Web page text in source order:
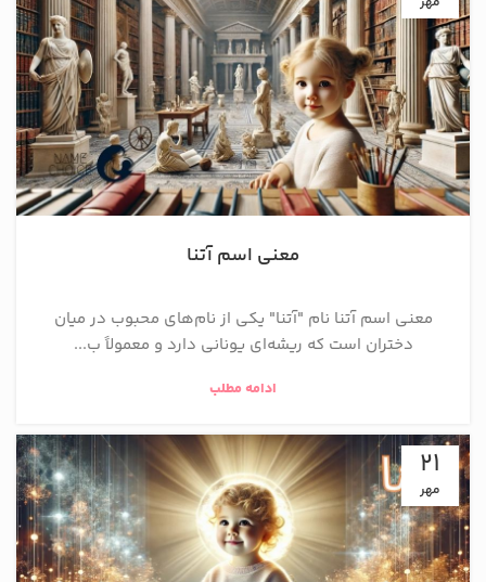
معنی اسم آتنا
معنی اسم آتنا نام "آتنا" یکی از نام‌های محبوب در میان
دختران است که ریشه‌ای یونانی دارد و معمولاً ب...
ادامه مطلب
21
مهر